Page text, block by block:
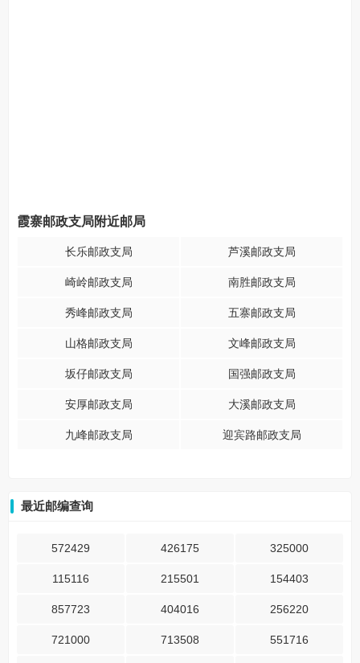
霞寨邮政支局附近邮局
长乐邮政支局 芦溪邮政支局
崎岭邮政支局 南胜邮政支局
秀峰邮政支局 五寨邮政支局
山格邮政支局 文峰邮政支局
坂仔邮政支局 国强邮政支局
安厚邮政支局 大溪邮政支局
九峰邮政支局 迎宾路邮政支局
最近邮编查询
572429 426175 325000
115116 215501 154403
857723 404016 256220
721000 713508 551716